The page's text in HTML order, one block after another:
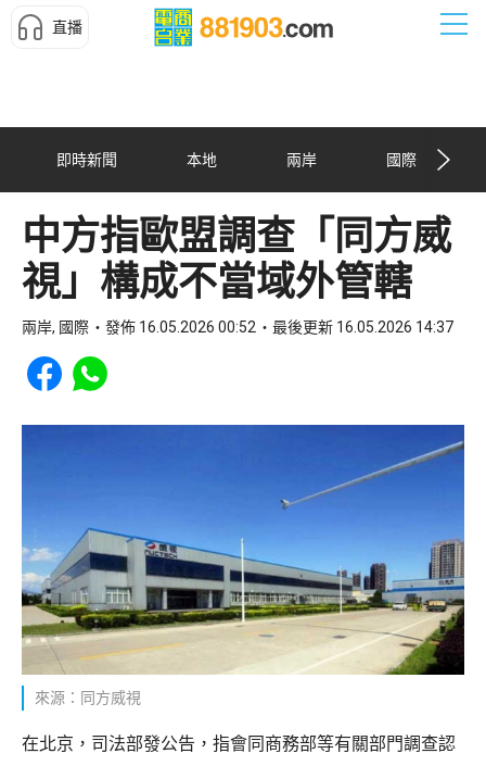
直播
即時新聞 本地 兩岸 國際
中方指歐盟調查「同方威
視」構成不當域外管轄
兩岸, 國際 發佈 16.05.2026 00:52 最後更新 16.05.2026 14:37
Share to Facebook
Share to WhatsApp
來源：同方威視
在北京，司法部發公告，指會同商務部等有關部門調查認